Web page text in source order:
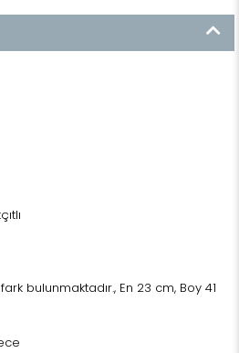
bulunmaktadır., En 23 cm, Boy 41